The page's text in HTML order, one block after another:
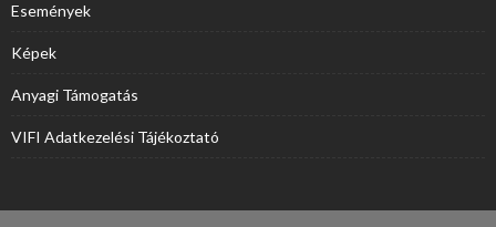
Események
Képek
Anyagi Támogatás
VIFI Adatkezelési Tájékoztató